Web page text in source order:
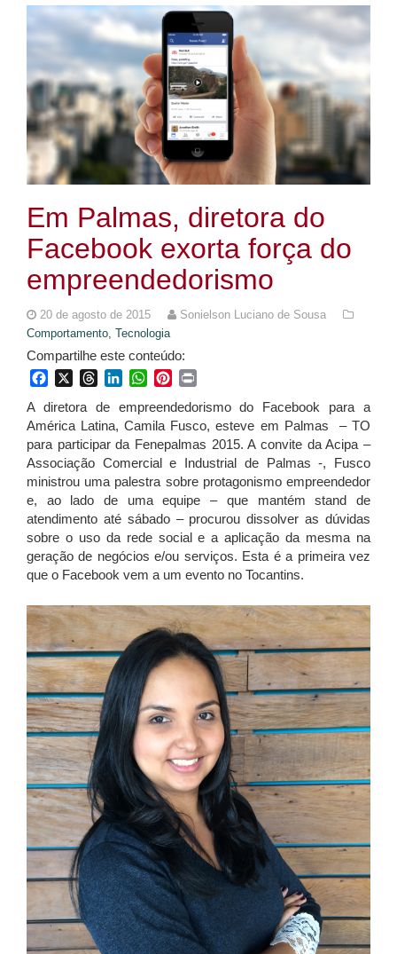
Em Palmas, diretora do
Facebook exorta força do
empreendedorismo
20 de agosto de 2015
Sonielson Luciano de Sousa
Comportamento, Tecnologia
Compartilhe este conteúdo:
FacebookThreadsLinkedInWhatsApp
Pinterest
A diretora de empreendedorismo do Facebook para a
América Latina, Camila Fusco, esteve em Palmas – TO
para participar da Fenepalmas 2015. A convite da Acipa –
Associação Comercial e Industrial de Palmas -, Fusco
ministrou uma palestra sobre protagonismo empreendedor
e, ao lado de uma equipe – que mantém stand de
atendimento até sábado – procurou dissolver as dúvidas
sobre o uso da rede social e a aplicação da mesma na
geração de negócios e/ou serviços. Esta é a primeira vez
que o Facebook vem a um evento no Tocantins.